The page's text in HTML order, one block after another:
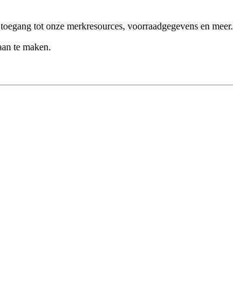
tot onze merkresources, voorraadgegevens en meer.
te maken.